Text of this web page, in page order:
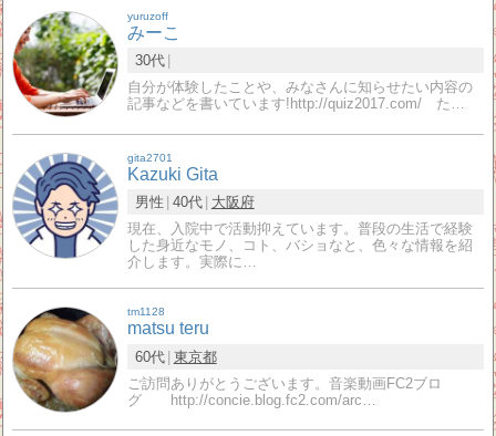
yuruzoff
みーこ
30代
自分が体験したことや、みなさんに知らせたい内容の
記事などを書いています!http://quiz2017.com/ た…
gita2701
Kazuki Gita
男性 40代
大阪府
現在、入院中で活動抑えています。普段の生活で経験
した身近なモノ、コト、バショなと、色々な情報を紹
介します。実際に…
tm1128
matsu teru
60代 東京都
ご訪問ありがとうございます。音楽動画FC2ブロ
グ http://concie.blog.fc2.com/arc…